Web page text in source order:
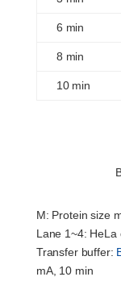
6 min
8 min
10 min
M: Protein size
Lane 1~4: HeLa
Transfer buffer:
mA, 10 min